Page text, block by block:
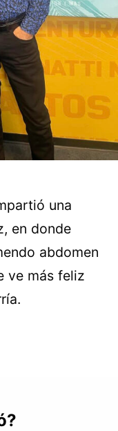
una
en donde
abdomen
ve más feliz